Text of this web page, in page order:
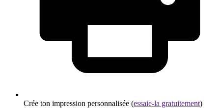
Crée ton impression personnalisée (essaie-la gratuitement)